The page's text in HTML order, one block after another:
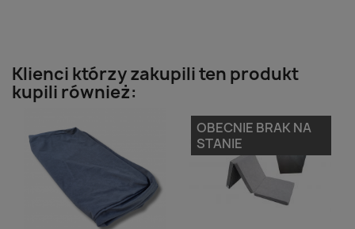
Klienci którzy zakupili ten produkt
kupili również:
OBECNIE BRAK NA
STANIE